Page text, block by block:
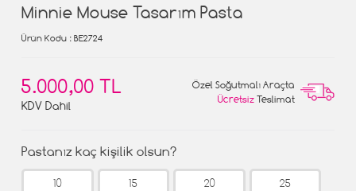
Minnie Mouse Tasarım Pasta
Ürün Kodu : BE2724
5.000,00 TL
KDV Dahil
Özel Soğutmalı Araçta
Ücretsiz Teslimat
Pastanız kaç kişilik olsun?
10
15
20
25